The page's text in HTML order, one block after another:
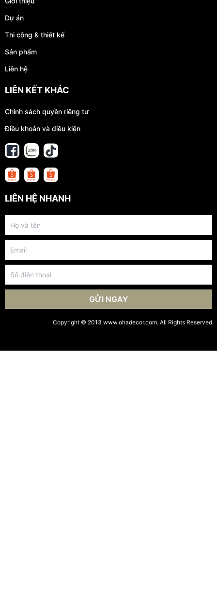
Dự án
Thi công & thiết kế
Sản phẩm
Liên hệ
LIÊN KẾT KHÁC
Chính sách quyền riêng tư
Điều khoản và điều kiện
LIÊN HỆ NHANH
GỬI NGAY
Copyright © 2013 www.ohadecor.com. All Rights Reserved